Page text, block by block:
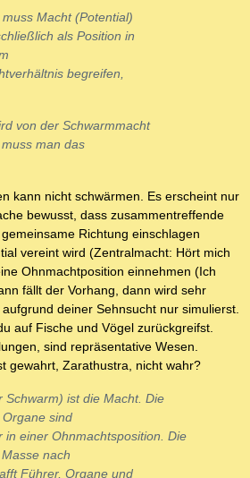
Macht (Potential)
als Position in
begreifen,
von der Schwarmmacht
man das
kann nicht schwärmen. Es erscheint nur
bewusst, dass zusammentreffende
Richtung einschlagen
vereint wird (Zentralmacht: Hört mich
Ohnmachtposition einnehmen (Ich
fällt der Vorhang, dann wird sehr
deiner Sehnsucht nur simulierst.
auf Fische und Vögel zurückgreifst.
sind repräsentative Wesen.
gewahrt, Zarathustra, nicht wahr?
Schwarm) ist die Macht. Die
sind
in einer Ohnmachtsposition. Die
nach
Führer, Organe und